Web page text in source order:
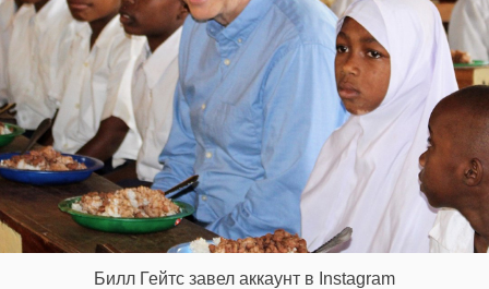
Билл Гейтс завел аккаунт в Instagram